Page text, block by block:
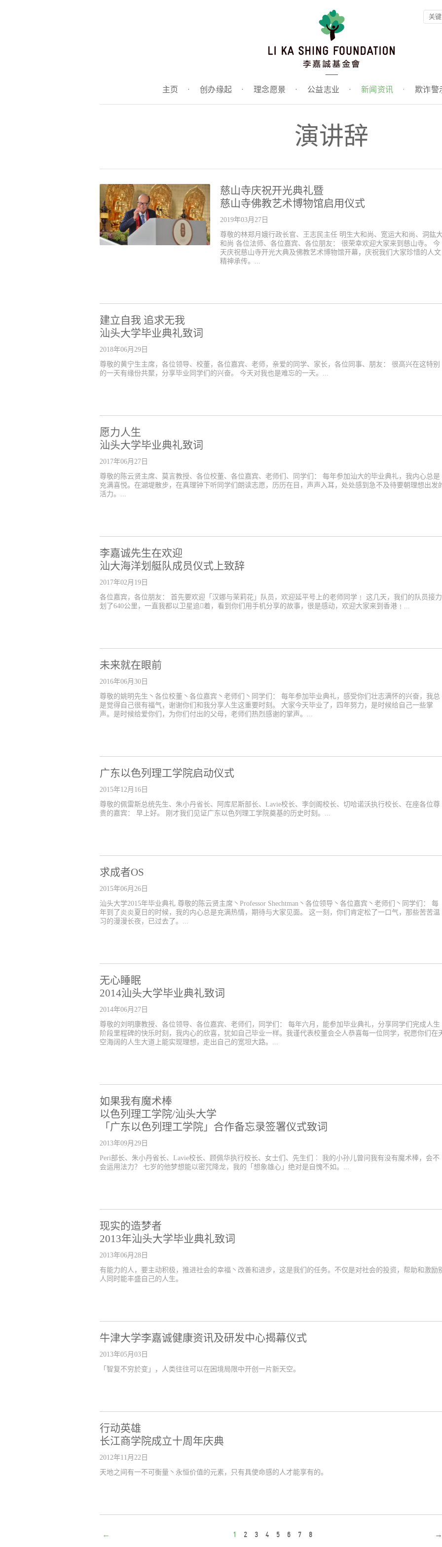
主页 · 创办缘起 · 理念愿景 · 公益志业 · 新闻资讯 · 欺诈警
演讲辞
慈山寺庆祝开光典礼暨
慈山寺佛教艺术博物馆启用仪式
2019年03月27日
尊敬的林郑月娥行政长官、王志民主任 明生大和尚、宽运大和尚、洞鈜
和尚 各位法师、各位嘉宾、各位朋友： 很荣幸欢迎大家来到慈山寺。 今
天庆祝慈山寺开光大典及佛教艺术博物馆开幕，庆祝我们大家珍惜的人文
精神承传。...
建立自我 追求无我
汕头大学毕业典礼致词
2018年06月29日
尊敬的黄宁生主席，各位领导、校董，各位嘉宾、老师，亲爱的同学、家长，各位同事、朋友： 很高兴在这特别
的一天有缘份共聚，分享毕业同学们的兴奋。 今天对我也是难忘的一天。...
愿力人生
汕头大学毕业典礼致词
2017年06月27日
尊敬的陈云贤主席、莫言教授、各位校董、各位嘉宾、老师们、同学们： 每年参加汕大的毕业典礼，我内心总是
充满喜悦。在湖堤散步，在真理钟下听同学们朗读志愿，历历在目，声声入耳，处处感到急不及待要朝理想出发
活力。...
李嘉诚先生在欢迎
汕大海洋划艇队成员仪式上致辞
2017年02月19日
各位嘉宾，各位朋友： 首先要欢迎「汉娜与茉莉花」队员，欢迎延平号上的老师同学﹗ 这几天，我们的队员接力
划了640公里，一直我都以卫星追着，看到你们用手机分享的故事，很是感动，欢迎大家来到香港﹗...
未来就在眼前
2016年06月30日
尊敬的姚明先生丶各位校董丶各位嘉宾丶老师们丶同学们： 每年参加毕业典礼，感受你们壮志满怀的兴奋，我总
是觉得自己很有福气，谢谢你们和我分享人生这重要时刻。 大家今天毕业了，四年努力，是时候给自己一些掌
声。是时候给爱你们，为你们付出的父母，老师们热烈感谢的掌声。...
广东以色列理工学院启动仪式
2015年12月16日
尊敬的佩雷斯总统先生、朱小丹省长、阿库尼斯部长、Lavie校长、李剑阁校长、切哈诺沃执行校长、在座各位尊
贵的嘉宾： 早上好。 刚才我们见证广东以色列理工学院奠基的历史时刻。...
求成者OS
2015年06月26日
汕头大学2015年毕业典礼 尊敬的陈云贤主席丶Professor Shechtman丶各位领导丶各位嘉宾丶老师们丶同学们： 每
年到了炎炎夏日的时候，我的内心总是充满热情，期待与大家见面。 这一刻，你们肯定松了一口气，那些苦苦温
习的漫漫长夜，已过去了。...
无心睡眠
2014汕头大学毕业典礼致词
2014年06月27日
尊敬的刘明康教授、各位领导、各位嘉宾、老师们，同学们： 每年六月，能参加毕业典礼，分享同学们完成人生
阶段里程碑的快乐时刻，我内心的欣喜，犹如自己毕业一样。我谨代表校董会仝人恭喜每一位同学，祝愿你们在
空海阔的人生大道上能实现理想，走出自己的宽坦大路。...
如果我有魔术棒
以色列理工学院/汕头大学
「广东以色列理工学院」合作备忘录签署仪式致词
2013年09月29日
Peri部长、朱小丹省长、Lavie校长、顾佩华执行校长、女士们、先生们︰ 我的小孙儿曾问我有没有魔术棒，会不
会运用法力？ 七岁的他梦想能以密咒降龙，我的「想象雄心」绝对是自愧不如。...
现实的造梦者
2013年汕头大学毕业典礼致词
2013年06月28日
有能力的人，要主动积极，推进社会的幸福丶改善和进步，这是我们的任务。不仅是对社会的投资，帮助和激励
人同时能丰盛自己的人生。
牛津大学李嘉诚健康资讯及研发中心揭幕仪式
2013年05月03日
「智复不穷於变」，人类往往可以在困境局限中开创一片新天空。
行动英雄
长江商学院成立十周年庆典
2012年11月22日
天地之间有一不可衡量丶永恒价值的元素，只有具使命感的人才能享有的。
← 1 2 3 4 5 6 7 8 →